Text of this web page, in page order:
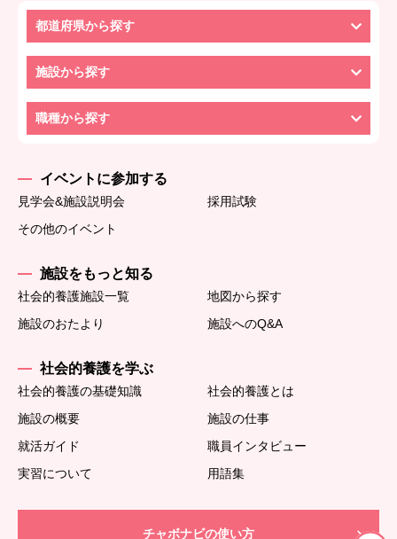
都道府県から探す
施設から探す
職種から探す
イベントに参加する
見学会&施設説明会
採用試験
その他のイベント
施設をもっと知る
社会的養護施設一覧
地図から探す
施設のおたより
施設へのQ&A
社会的養護を学ぶ
社会的養護の基礎知識
社会的養護とは
施設の概要
施設の仕事
就活ガイド
職員インタビュー
実習について
用語集
チャボナビの使い方